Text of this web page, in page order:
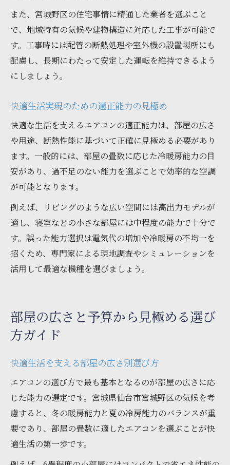
また、宮城野区の住宅事情に精通した業者を選ぶこと
で、地域特有の気候や建物構造に対応した工事が可能で
す。工事時には配管の断熱処理や室外機の設置場所にも
配慮し、長期にわたって安定した運転を維持できるよう
にしましょう。
快適生活実現のための適正能力の見極め
快適な生活を支えるエアコンの適正能力は、部屋の広さ
や用途、断熱性能に基づいて正確に見極める必要があり
ます。一般的には、部屋の畳数に応じた冷暖房能力の目
安があり、過不足のない能力を選ぶことで効率的な空調
が可能となります。
例えば、リビングのような広い空間には高出力モデルが
適し、寝室などの小さな部屋には中程度の能力で十分で
す。誤った能力選択は電気代の増加や冷暖房の不均一を
招くため、専門家による現地調査やシミュレーションを
活用して最適な機種を選びましょう。
部屋の広さと予算から見極める選び
方ガイド
快適生活を支える部屋の広さ別選び方
エアコンの選び方で最も基本となるのが部屋の広さに応
じた能力の選定です。宮城県仙台市宮城野区の気候を考
慮すると、冬の暖房能力と夏の冷房能力のバランスが重
要であり、部屋の畳数に適したエアコンを選ぶことが快
適生活の第一歩です。